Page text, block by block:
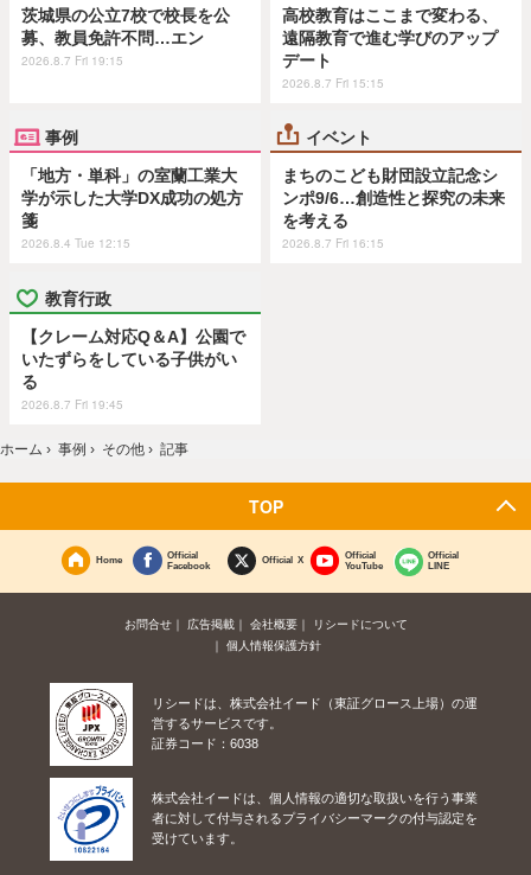
茨城県の公立7校で校長を公
募、教員免許不問…エン
2026.8.7 Fri 19:15
高校教育はここまで変わる、
遠隔教育で進む学びのアップ
デート
2026.8.7 Fri 15:15
事例
「地方・単科」の室蘭工業大
学が示した大学DX成功の処方
箋
2026.8.4 Tue 12:15
イベント
まちのこども財団設立記念シ
ンポ9/6…創造性と探究の未来
を考える
2026.8.7 Fri 16:15
教育行政
【クレーム対応Q＆A】公園で
いたずらをしている子供がい
る
2026.8.7 Fri 19:45
ホーム › 事例 › その他 › 記事
TOP
Home
Official
Facebook
Official X
Official
YouTube
Official
LINE
お問合せ 広告掲載 会社概要
リシードについて
個人情報保護方針
リシードは、株式会社イード（東証グロース上場）の運
営するサービスです。
証券コード：6038
株式会社イードは、個人情報の適切な取扱いを行う事業
者に対して付与されるプライバシーマークの付与認定を
受けています。